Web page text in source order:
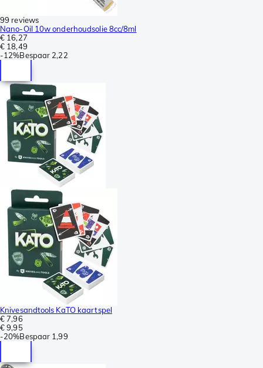
99 reviews
Nano-Oil 10w onderhoudsolie 8cc/8ml
€ 16,27
€ 18,49
-12%Bespaar 2,22
Knivesandtools KaTO kaartspel
€ 7,96
€ 9,95
-20%Bespaar 1,99